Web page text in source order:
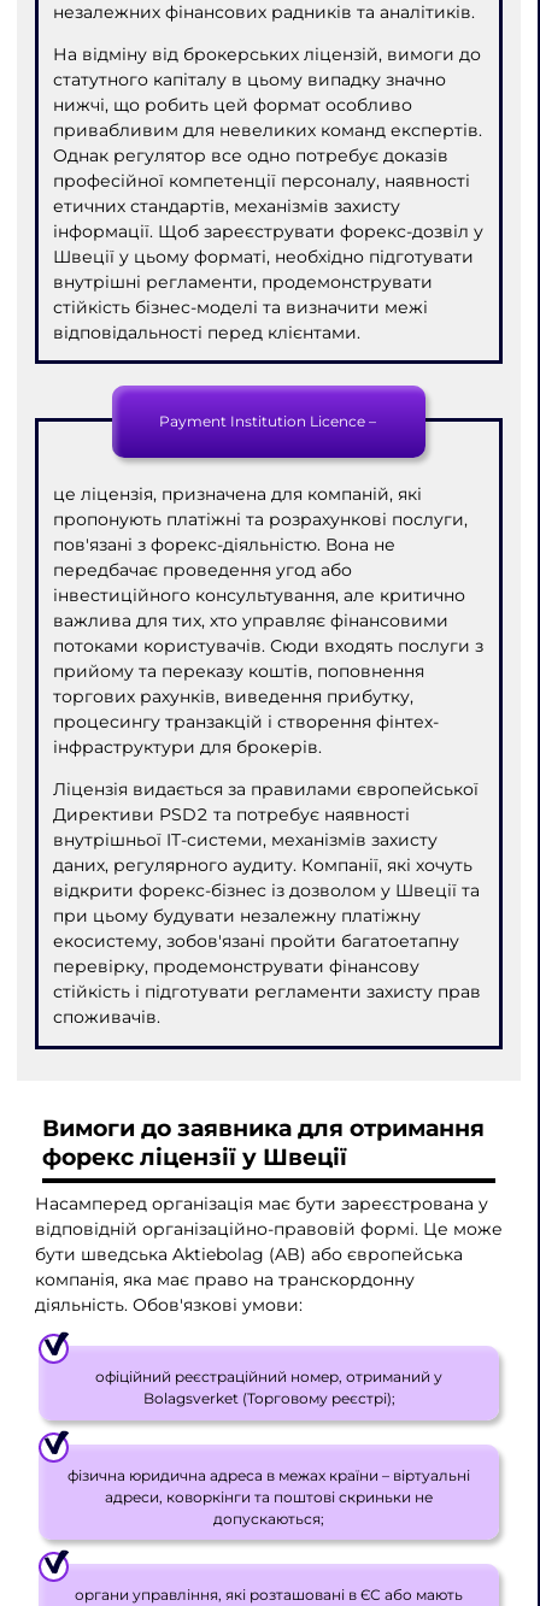
незалежних фінансових радників та аналітиків.
На відміну від брокерських ліцензій, вимоги до
статутного капіталу в цьому випадку значно
нижчі, що робить цей формат особливо
привабливим для невеликих команд експертів.
Однак регулятор все одно потребує доказів
професійної компетенції персоналу, наявності
етичних стандартів, механізмів захисту
інформації. Щоб зареєструвати форекс-дозвіл у
Швеції у цьому форматі, необхідно підготувати
внутрішні регламенти, продемонструвати
стійкість бізнес-моделі та визначити межі
відповідальності перед клієнтами.
Payment Institution Licence –
це ліцензія, призначена для компаній, які
пропонують платіжні та розрахункові послуги,
пов'язані з форекс-діяльністю. Вона не
передбачає проведення угод або
інвестиційного консультування, але критично
важлива для тих, хто управляє фінансовими
потоками користувачів. Сюди входять послуги з
прийому та переказу коштів, поповнення
торгових рахунків, виведення прибутку,
процесингу транзакцій і створення фінтех-
інфраструктури для брокерів.
Ліцензія видається за правилами європейської
Директиви PSD2 та потребує наявності
внутрішньої IT-системи, механізмів захисту
даних, регулярного аудиту. Компанії, які хочуть
відкрити форекс-бізнес із дозволом у Швеції та
при цьому будувати незалежну платіжну
екосистему, зобов'язані пройти багатоетапну
перевірку, продемонструвати фінансову
стійкість і підготувати регламенти захисту прав
споживачів.
Вимоги до заявника для отримання
форекс ліцензії у Швеції
Насамперед організація має бути зареєстрована у
відповідній організаційно-правовій формі. Це може
бути шведська Aktiebolag (AB) або європейська
компанія, яка має право на транскордонну
діяльність. Обов'язкові умови:
офіційний реєстраційний номер, отриманий у
Bolagsverket (Торговому реєстрі);
фізична юридична адреса в межах країни – віртуальні
адреси, коворкінги та поштові скриньки не
допускаються;
органи управління, які розташовані в ЄС або мають